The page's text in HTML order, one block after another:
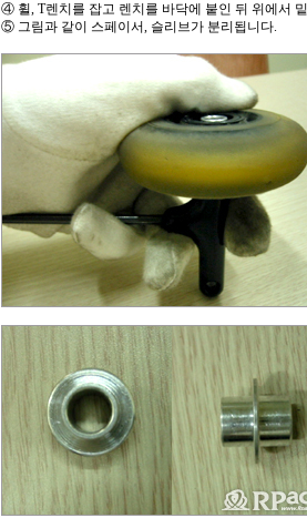
④ 휠, T렌치를 잡고 렌치를 바닥에 붙인 뒤 위에서
⑤ 그림과 같이 스페이서, 슬리브가 분리됩니다.